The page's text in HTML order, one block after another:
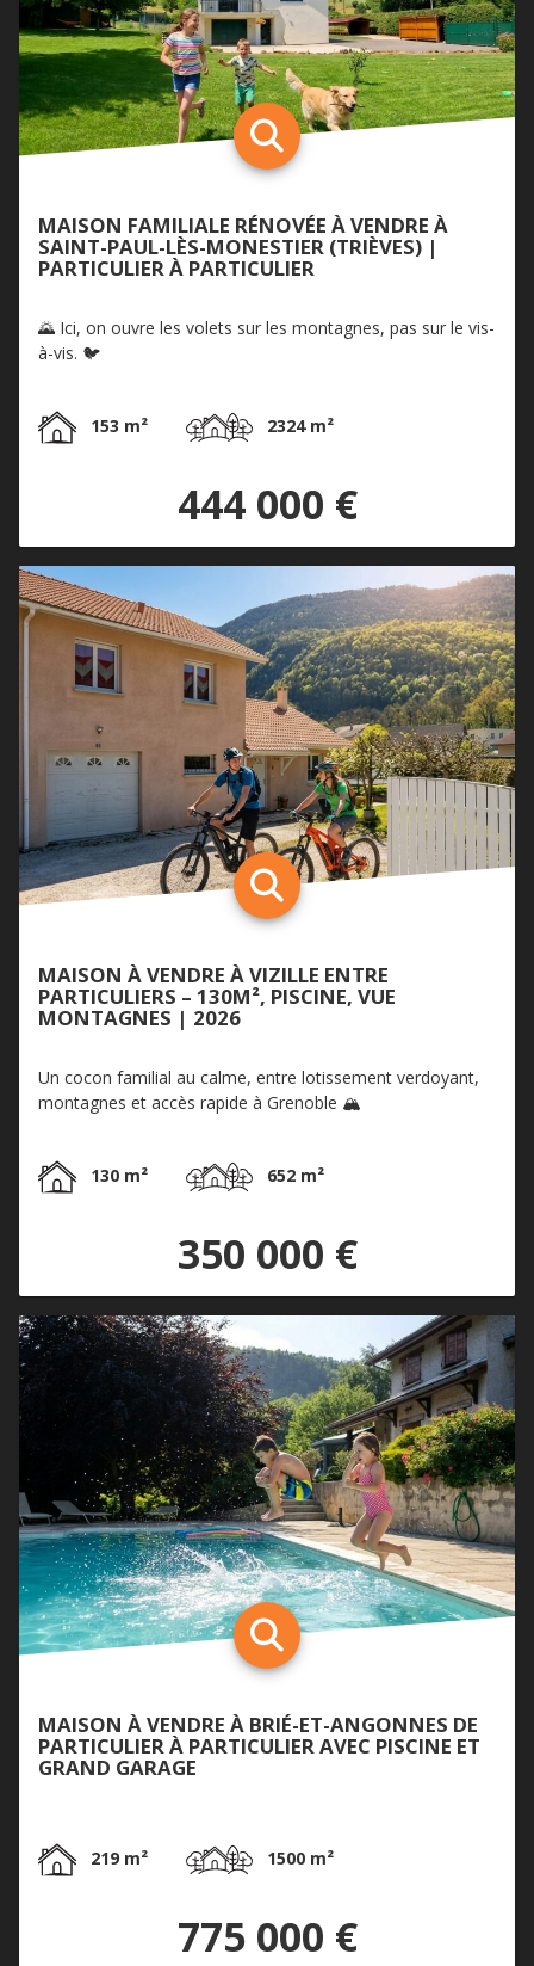
MAISON FAMILIALE RÉNOVÉE À VENDRE À
SAINT-PAUL-LÈS-MONESTIER (TRIÈVES) |
PARTICULIER À PARTICULIER
🌄 Ici, on ouvre les volets sur les montagnes, pas sur le vis-
à-vis. 🐦
153 m² 2324 m²
444 000 €
MAISON À VENDRE À VIZILLE ENTRE
PARTICULIERS – 130M², PISCINE, VUE
MONTAGNES | 2026
Un cocon familial au calme, entre lotissement verdoyant,
montagnes et accès rapide à Grenoble 🏔️
130 m² 652 m²
350 000 €
MAISON À VENDRE À BRIÉ-ET-ANGONNES DE
PARTICULIER À PARTICULIER AVEC PISCINE ET
GRAND GARAGE
219 m² 1500 m²
775 000 €